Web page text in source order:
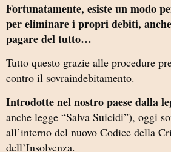
Fortunatamente, esiste un modo
per eliminare i propri debiti,
pagare del tutto…
Tutto questo grazie alle procedure
contro il sovraindebitamento.
Introdotte nel nostro paese dalla
anche legge “Salva Suicidi”), oggi
all’interno del nuovo Codice della
dell’Insolvenza.